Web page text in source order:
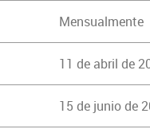
Mensualmente
11 de abril de
15 de junio de